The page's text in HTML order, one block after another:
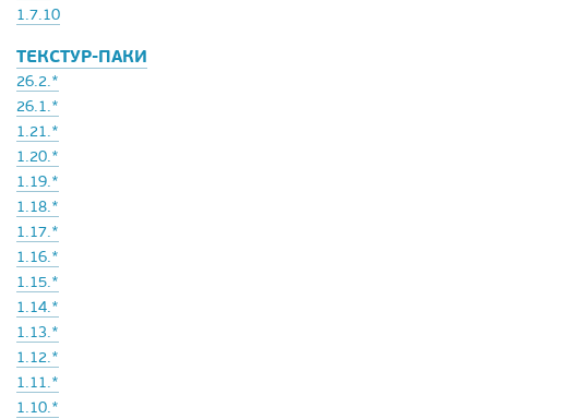
1.7.10
ТЕКСТУР-ПАКИ
26.2.*
26.1.*
1.21.*
1.20.*
1.19.*
1.18.*
1.17.*
1.16.*
1.15.*
1.14.*
1.13.*
1.12.*
1.11.*
1.10.*